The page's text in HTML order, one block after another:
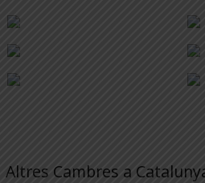
Altres Cambres a